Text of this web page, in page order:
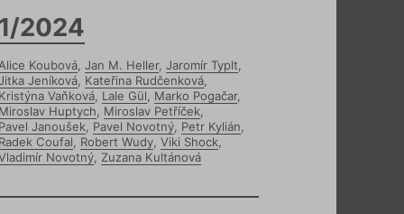
2024
Koubová, Jan M. Heller, Jaromír Typlt,
Jeníková, Kateřina Rudčenková,
Vaňková, Lale Gül, Marko Pogačar,
Huptych, Miroslav Petříček,
Janoušek, Pavel Novotný, Petr Kylián,
Coufal, Robert Wudy, Viki Shock,
Novotný, Zuzana Kultánová